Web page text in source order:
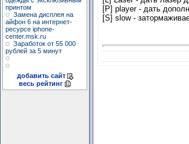
принтом
Замена дисплея на
айфон 6 на интернет-
ресурсе iphone-
center.msk.ru
Заработок от 55 000
рублей за 5 минут
добавить сайт
весь рейтинг
[P] player - дать
[S] slow -